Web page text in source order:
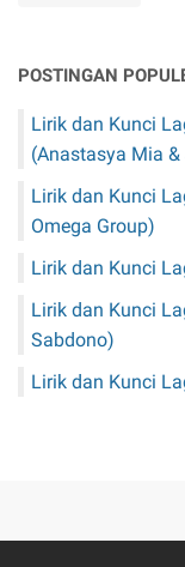
POSTINGAN
Lirik dan Kunci
(Anastasya Mia
Lirik dan Kunci
Omega Group)
Lirik dan Kunci
Lirik dan Kunci
Sabdono)
Lirik dan Kunci